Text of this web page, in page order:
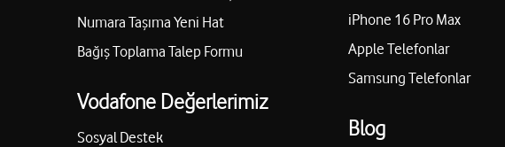
Numara Taşıma Yeni Hat
Bağış Toplama Talep Formu
Vodafone Değerlerimiz
Sosyal Destek
iPhone 16 Pro Max
Apple Telefonlar
Samsung Telefonlar
Blog